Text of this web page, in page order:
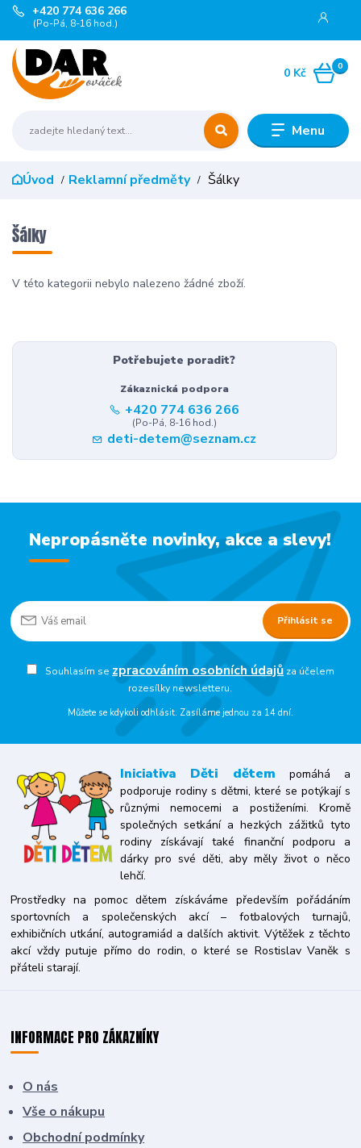
Menu
+420 774 636 266
(Po-Pá, 8-16 hod.)
0
0 Kč
Úvod Reklamní předměty Šálky
Šálky
V této kategorii nebylo nalezeno žádné zboží.
Potřebujete poradit?
Zákaznická podpora
+420 774 636 266
(Po-Pá, 8-16 hod.)
deti-detem@seznam.cz
Nepropásněte novinky, akce a slevy!
Přihlásit se
Souhlasím se zpracováním osobních údajůza účelem
rozesílky newsletteru.
Můžete se kdykoli odhlásit. Zasíláme jednou za 14 dní.
Iniciativa Děti dětem pomáhá a
podporuje rodiny s dětmi, které se potýkají s
různými nemocemi a postiženími. Kromě
společných setkání a hezkých zážitků tyto
rodiny získávají také finanční podporu a
dárky pro své děti, aby měly život o něco
lehčí.
Prostředky na pomoc dětem získáváme především pořádáním
sportovních a společenských akcí – fotbalových turnajů,
exhibičních utkání, autogramiád a dalších aktivit. Výtěžek z těchto
akcí vždy putuje přímo do rodin, o které se Rostislav Vaněk s
přáteli starají.
INFORMACE PRO ZÁKAZNÍKY
O nás
Vše o nákupu
Obchodní podmínky